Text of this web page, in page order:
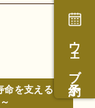
ウェブ予約
を支える～